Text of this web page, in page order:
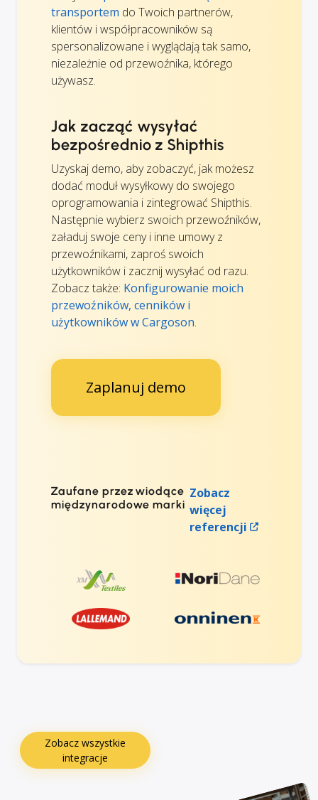
transportem do Twoich partnerów,
klientów i współpracowników są
spersonalizowane i wyglądają tak samo,
niezależnie od przewoźnika, którego
używasz.
Jak zacząć wysyłać
bezpośrednio z Shipthis
Uzyskaj demo, aby zobaczyć, jak możesz
dodać moduł wysyłkowy do swojego
oprogramowania i zintegrować Shipthis.
Następnie wybierz swoich przewoźników,
załaduj swoje ceny i inne umowy z
przewoźnikami, zaproś swoich
użytkowników i zacznij wysyłać od razu.
Zobacz także: Konfigurowanie moich
przewoźników, cenników i
użytkowników w Cargoson.
Zaplanuj demo
Zaufane przez wiodące
międzynarodowe marki
Zobacz
więcej
referencji
Zobacz wszystkie
integracje